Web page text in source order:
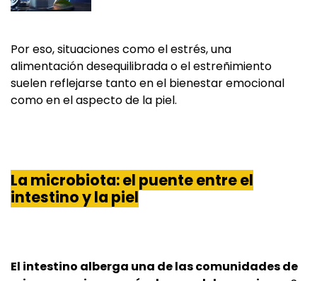
Por eso, situaciones como el estrés, una
alimentación desequilibrada o el estreñimiento
suelen reflejarse tanto en el bienestar emocional
como en el aspecto de la piel.
La microbiota: el puente entre el
intestino y la piel
El intestino alberga una de las comunidades de